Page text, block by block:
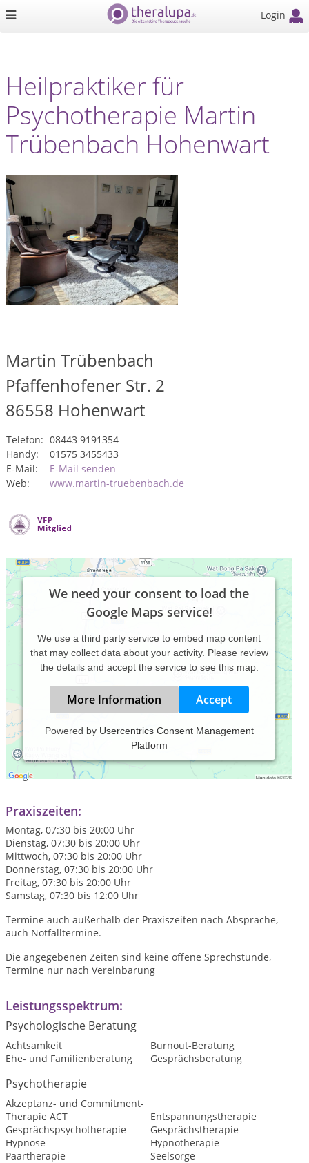
Login
Heilpraktiker für
Psychotherapie Martin
Trübenbach Hohenwart
Martin Trübenbach
Pfaffenhofener Str. 2
86558 Hohenwart
Telefon: 08443 9191354
Handy:
01575 3455433
E-Mail:
E-Mail senden
Web:
www.martin-truebenbach.de
We need your consent to load the
Google Maps service!
We use a third party service to embed map content
that may collect data about your activity. Please review
the details and accept the service to see this map.
More Information Accept
Powered by Usercentrics Consent Management
Platform
Auf den Seiten meiner Praxiswww.martin-truebenbach.de
finden Sie umfangreiche Informationen über mich, meine
Tätigkeit und meine Praxis. Ich freue mich auf Ihren Besuch!
Praxiszeiten:
Montag, 07:30 bis 20:00 Uhr
Dienstag, 07:30 bis 20:00 Uhr
Mittwoch, 07:30 bis 20:00 Uhr
Donnerstag, 07:30 bis 20:00 Uhr
Freitag, 07:30 bis 20:00 Uhr
Samstag, 07:30 bis 12:00 Uhr
Termine auch außerhalb der Praxiszeiten nach Absprache,
auch Notfalltermine.
Die angegebenen Zeiten sind keine offene Sprechstunde,
Termine nur nach Vereinbarung
Leistungsspektrum:
Psychologische Beratung
Achtsamkeit
Burnout-Beratung
Ehe- und Familienberatung
Gesprächsberatung
Psychotherapie
Akzeptanz- und Commitment-
Therapie ACT
Entspannungstherapie
Gesprächspsychotherapie
Gesprächstherapie
Hypnose
Hypnotherapie
Paartherapie
Seelsorge